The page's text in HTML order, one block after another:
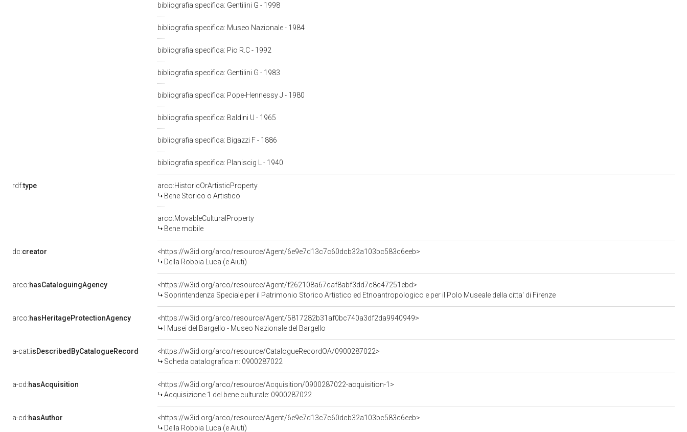
bibliografia specifica: Gentilini G - 1998
bibliografia specifica: Museo Nazionale - 1984
bibliografia specifica: Pio R.C - 1992
bibliografia specifica: Gentilini G - 1983
bibliografia specifica: Pope-Hennessy J - 1980
bibliografia specifica: Baldini U - 1965
bibliografia specifica: Bigazzi F - 1886
bibliografia specifica: Planiscig L - 1940
rdf:type
arco:HistoricOrArtisticProperty
Bene Storico o Artistico
arco:MovableCulturalProperty
Bene mobile
dc:creator
<https://w3id.org/arco/resource/Agent/6e9e7d13c7c60dcb32a103bc583c6eeb>
Della Robbia Luca (e Aiuti)
arco:hasCataloguingAgency
<https://w3id.org/arco/resource/Agent/f262108a67caf8abf3dd7c8c47251ebd>
Soprintendenza Speciale per il Patrimonio Storico Artistico ed Etnoantropologico e per il Polo Museale della citta' di Firenze
arco:hasHeritageProtectionAgency
<https://w3id.org/arco/resource/Agent/5817282b31af0bc740a3df2da9940949>
I Musei del Bargello - Museo Nazionale del Bargello
a-cat:isDescribedByCatalogueRecord
<https://w3id.org/arco/resource/CatalogueRecordOA/0900287022>
Scheda catalografica n: 0900287022
a-cd:hasAcquisition
<https://w3id.org/arco/resource/Acquisition/0900287022-acquisition-1>
Acquisizione 1 del bene culturale: 0900287022
a-cd:hasAuthor
<https://w3id.org/arco/resource/Agent/6e9e7d13c7c60dcb32a103bc583c6eeb>
Della Robbia Luca (e Aiuti)